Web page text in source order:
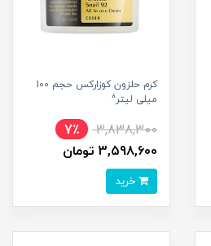
کرم حلزون کوزارکس حجم 100
میلی لیتر^
3,838,300
7٪
3,598,600 تومان